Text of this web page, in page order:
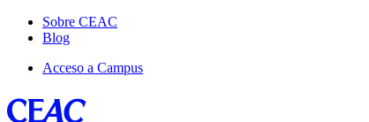
Sobre CEAC
Blog
Acceso a Campus